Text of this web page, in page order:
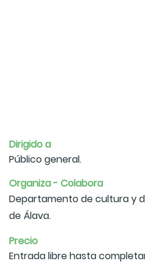
Dirigido a
Público general.
Organiza - Colabora
Departamento de cultura y
de Álava.
Precio
Entrada libre hasta